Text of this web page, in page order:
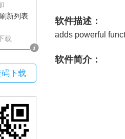
刷新列表
载
下载
软件描述：
adds powerful
软件简介：